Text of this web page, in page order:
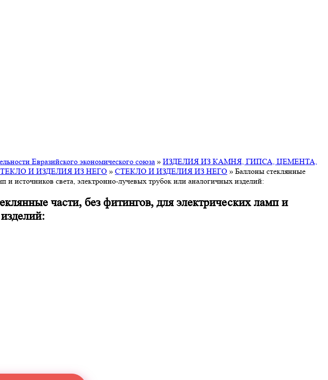
Евразийского экономического союза » ИЗДЕЛИЯ ИЗ КАМНЯ, ГИПСА, ЦЕМЕНТА,
И ИЗДЕЛИЯ ИЗ НЕГО » СТЕКЛО И ИЗДЕЛИЯ ИЗ НЕГО » Баллоны стеклянные
источников света, электронно-лучевых трубок или аналогичных изделий:
части, без фитингов, для электрических ламп и